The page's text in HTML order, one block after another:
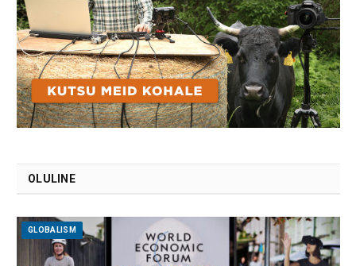
OLULINE
GLOBALISM